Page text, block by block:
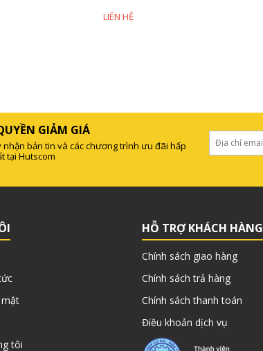
LIÊN HỆ
GIẢM GIÁ
nhận bản tin và các chương trình ưu đãi hấp
tại Hutscom
mật
tôi
HỖ TRỢ KHÁCH HÀNG
Chính sách giao hàng
Chính sách trả hàng
Chính sách thanh toán
Điều khoản dịch vụ